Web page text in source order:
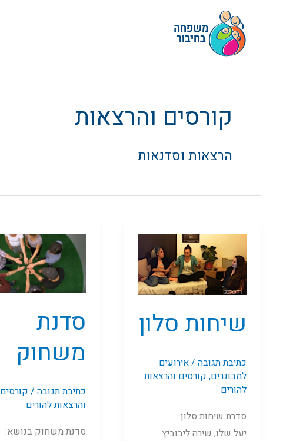
קורסים והרצאות
הרצאות וסדנאות
שיחות סלון
כתיבת תגובה /אירועים
למבוגרים, קורסים והרצאות
להורים
סדרת שיחות סלון
יעל שלו, שירה ליבוביץ
סלון
סדנת
משחוק
כתיבת תגובה / קורסים
והרצאות להורים
סדנת משחוק בנושא:
סדנת
משחוק